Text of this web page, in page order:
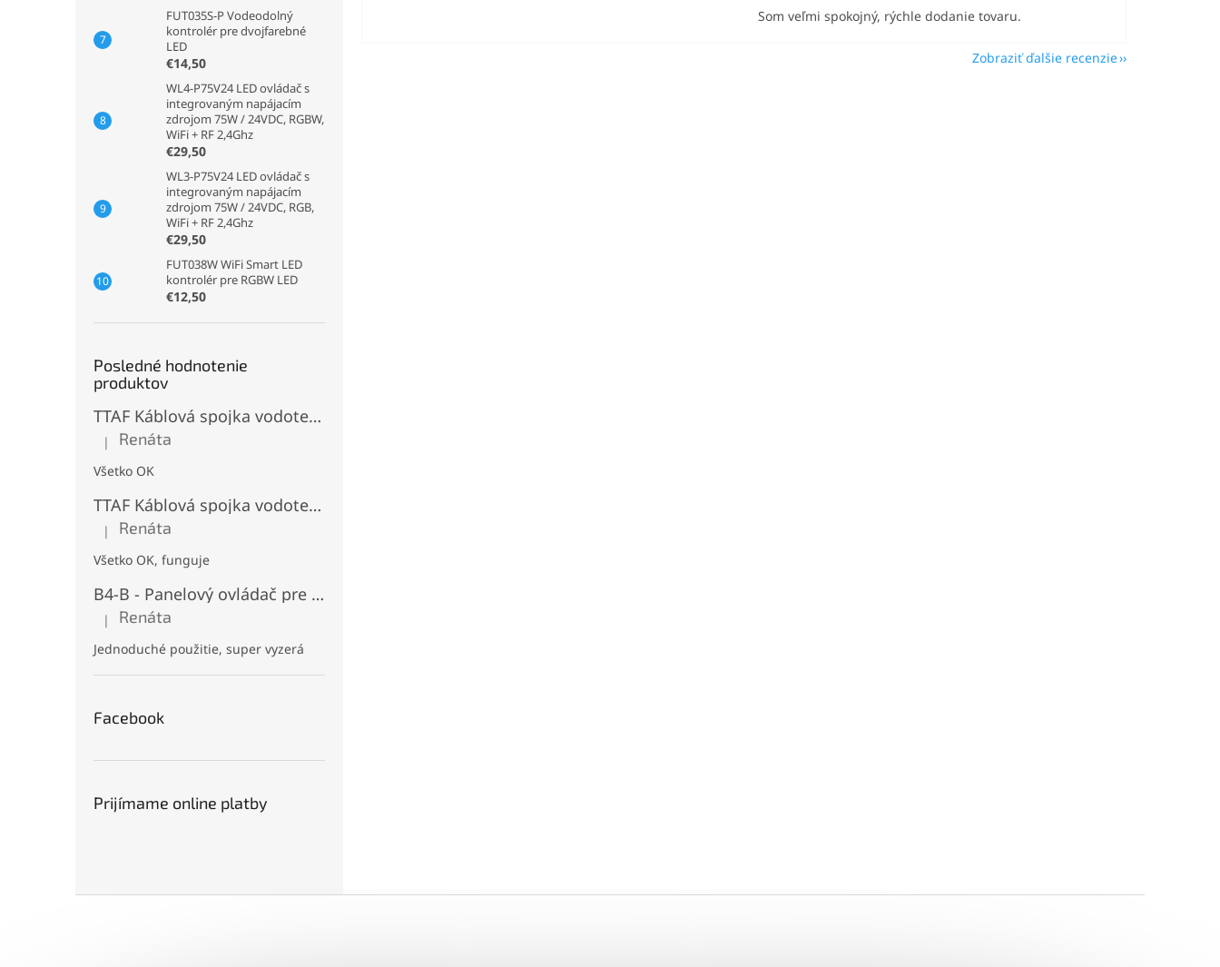
FUT035S-P Vodeodolný
kontrolér pre dvojfarebné
LED
€14,50
WL4-P75V24 LED ovládač s
integrovaným napájacím
zdrojom 75W / 24VDC, RGBW,
WiFi + RF 2,4Ghz
€29,50
WL3-P75V24 LED ovládač s
integrovaným napájacím
zdrojom 75W / 24VDC, RGB,
WiFi + RF 2,4Ghz
€29,50
FUT038W WiFi Smart LED
kontrolér pre RGBW LED
€12,50
Posledné hodnotenie
produktov
TTAF Káblová spojka vodotesná IP68, Typu "T" , 3 pinová, 20A, 2,5mm², M20
Hodnotenie produktu je 5 z 5 hviezdičiek.
| Renáta
Všetko OK
TTAF Káblová spojka vodotesná IP68, "I" Priama, 3 pinová, 20A, 2,5mm², M20
Hodnotenie produktu je 5 z 5 hviezdičiek.
| Renáta
Všetko OK, funguje
B4-B - Panelový ovládač pre RGB+CCT LED, Čierny, Batériový 2xAAA (3V), Magnetický, RF 2,4GHz, 4 zóny
Hodnotenie produktu je 5 z 5 hviezdičiek.
| Renáta
Jednoduché použitie, super vyzerá
Facebook
Prijímame online platby
Som veľmi spokojný, rýchle dodanie tovaru.
Zobraziť ďalšie recenzie